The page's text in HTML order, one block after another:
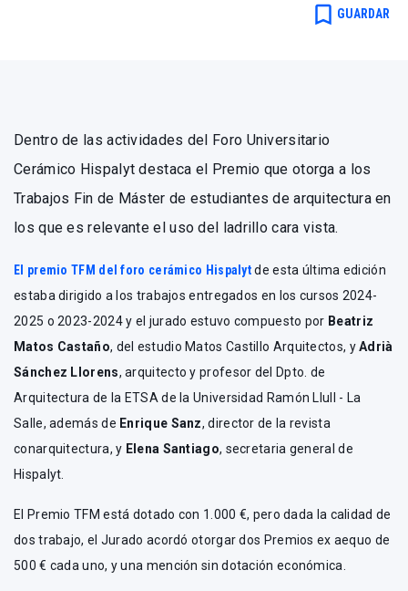
bookmark_border GUARDAR
Dentro de las actividades del Foro Universitario
Cerámico Hispalyt destaca el Premio que otorga a los
Trabajos Fin de Máster de estudiantes de arquitectura en
los que es relevante el uso del ladrillo cara vista.
El premio TFM del foro cerámico Hispalytde esta última edición
estaba dirigido a los trabajos entregados en los cursos 2024-
2025 o 2023-2024 y el jurado estuvo compuesto por Beatriz
Matos Castaño, del estudio Matos Castillo Arquitectos, yAdrià
Sánchez Llorens, arquitecto y profesor del Dpto. de
Arquitectura de la ETSA de la Universidad Ramón Llull - La
Salle, además de Enrique Sanz, director de la revista
conarquitectura, y Elena Santiago, secretaria general de
Hispalyt.
El Premio TFM está dotado con 1.000 €, pero dada la calidad de
dos trabajo, el Jurado acordó otorgar dos Premios ex aequo de
500 € cada uno, y una mención sin dotación económica.